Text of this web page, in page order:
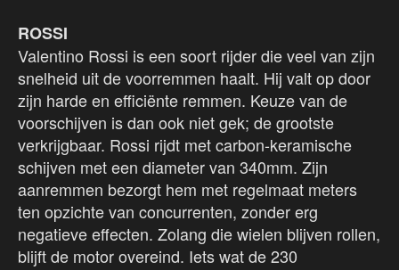
ROSSI
Valentino Rossi is een soort rijder die veel van zijn
snelheid uit de voorremmen haalt. Hij valt op door
zijn harde en efficiënte remmen. Keuze van de
voorschijven is dan ook niet gek; de grootste
verkrijgbaar. Rossi rijdt met carbon-keramische
schijven met een diameter van 340mm. Zijn
aanremmen bezorgt hem met regelmaat meters
ten opzichte van concurrenten, zonder erg
negatieve effecten. Zolang die wielen blijven rollen,
blijft de motor overeind. Iets wat de 230